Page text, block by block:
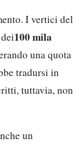
I vertici del
100 mila
una quota
tradursi in
tuttavia, non
un